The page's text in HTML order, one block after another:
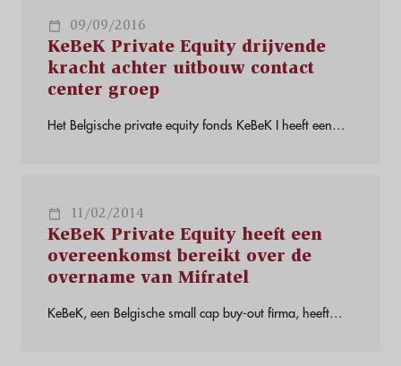
Proactive Contact Support (PCS) over. Overname van
PCS door Mifratel zorgt voor het ontstaan van een
unieke Benelux contact center groep
09/09/2016
KeBeK Private Equity drijvende
kracht achter uitbouw contact
center groep
Het Belgische private equity fonds KeBeK I heeft een
Mifratel branchegenoot Ebos over. KeBeK Private Equity
drijft kracht achter uitbouw contact center groep
11/02/2014
KeBeK Private Equity heeft een
overeenkomst bereikt over de
overname van Mifratel
KeBeK, een Belgische small cap buy-out firma, heeft